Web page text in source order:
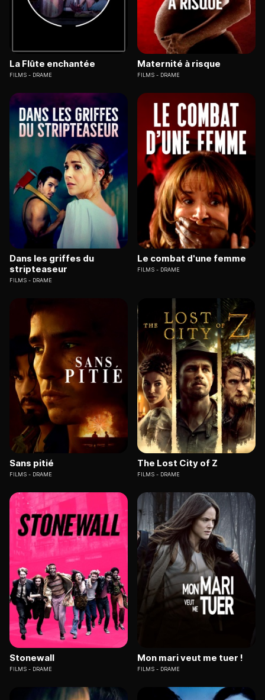
La Flûte enchantée
FILMS DRAME
Maternité à risque
FILMS DRAME
Dans les griffes du
stripteaseur
FILMS DRAME
Le combat d'une femme
FILMS DRAME
Sans pitié
FILMS DRAME
The Lost City of Z
FILMS DRAME
Stonewall
FILMS DRAME
Mon mari veut me tuer !
FILMS DRAME